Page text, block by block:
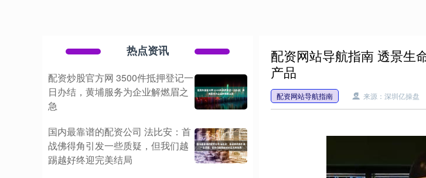
配资网站导航指南 透景生
产品
配资网站导航指南 来源：深圳亿操盘
热点资讯
配资炒股官方网 3500件抵押登记一
日办结，黄埔服务为企业解燃眉之
急
国内最靠谱的配资公司 法比安：首
战佛得角引发一些质疑，但我们越
踢越好终迎完美结局